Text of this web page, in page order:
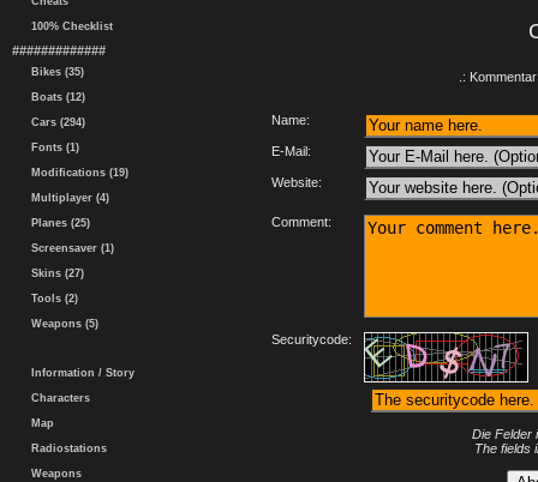
100% Checklist
#############
Bikes (35)
Boats (12)
Cars (294)
Fonts (1)
Modifications (19)
Multiplayer (4)
Planes (25)
Screensaver (1)
Skins (27)
Tools (2)
Weapons (5)
Information / Story
Characters
Map
Radiostations
Weapons
.:
Name:
E-Mail:
Website:
Comment:
Securitycode:
Die Felder
The fields